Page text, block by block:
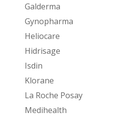
Galderma
Gynopharma
Heliocare
Hidrisage
Isdin
Klorane
La Roche Posay
Medihealth